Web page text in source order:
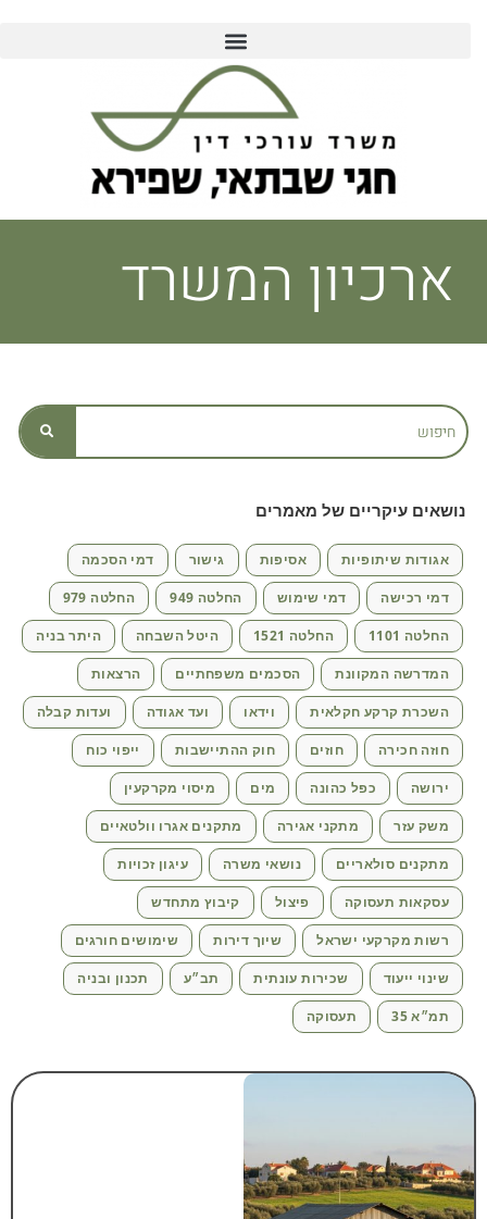
ארכיון המשרד
נושאים עיקריים של מאמרים
אגודות שיתופיות אסיפות גישור דמי הסכמה
דמי רכישה דמי שימוש החלטה 949 החלטה 979
החלטה 1101 החלטה 1521 היטל השבחה היתר בניה
המדרשה המקוונת הסכמים משפחתיים הרצאות
השכרת קרקע חקלאית וידאו ועד אגודה ועדות קבלה
חוזה חכירה חוזים חוק ההתיישבות ייפוי כוח
ירושה כפל כהונה מים מיסוי מקרקעין
משק עזר מתקני אגירה מתקנים אגרו וולטאיים
מתקנים סולאריים נושאי משרה עיגון זכויות
עסקאות תעסוקה פיצול קיבוץ מתחדש
רשות מקרקעי ישראל שיוך דירות שימושים חורגים
שינוי ייעוד שכירות עונתית תב״ע תכנון ובניה
תמ״א 35 תעסוקה